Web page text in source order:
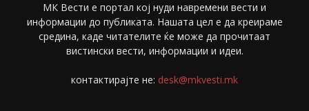
МК Вести е портал коj нуди навремени вести и
информации до публиката. Нашата цел е да креираме
средина, каде читателите ќе може да прочитаат
вистински вести, информации и идеи.
контактирајте не: desk@mkvesti.mk